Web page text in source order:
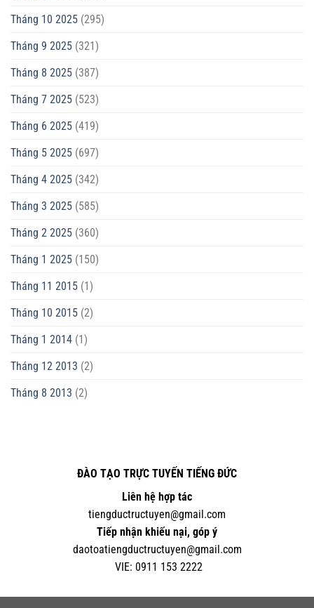
Tháng 10 2025 (295)
Tháng 9 2025 (321)
Tháng 8 2025 (387)
Tháng 7 2025 (523)
Tháng 6 2025 (419)
Tháng 5 2025 (697)
Tháng 4 2025 (342)
Tháng 3 2025 (585)
Tháng 2 2025 (360)
Tháng 1 2025 (150)
Tháng 11 2015 (1)
Tháng 10 2015 (2)
Tháng 1 2014 (1)
Tháng 12 2013 (2)
Tháng 8 2013 (2)
ĐÀO TẠO TRỰC TUYẾN TIẾNG ĐỨC
Liên hệ hợp tác
tiengductructuyen@gmail.com
Tiếp nhận khiếu nại, góp ý
daotoatiengductructuyen@gmail.com
VIE: 0911 153 2222